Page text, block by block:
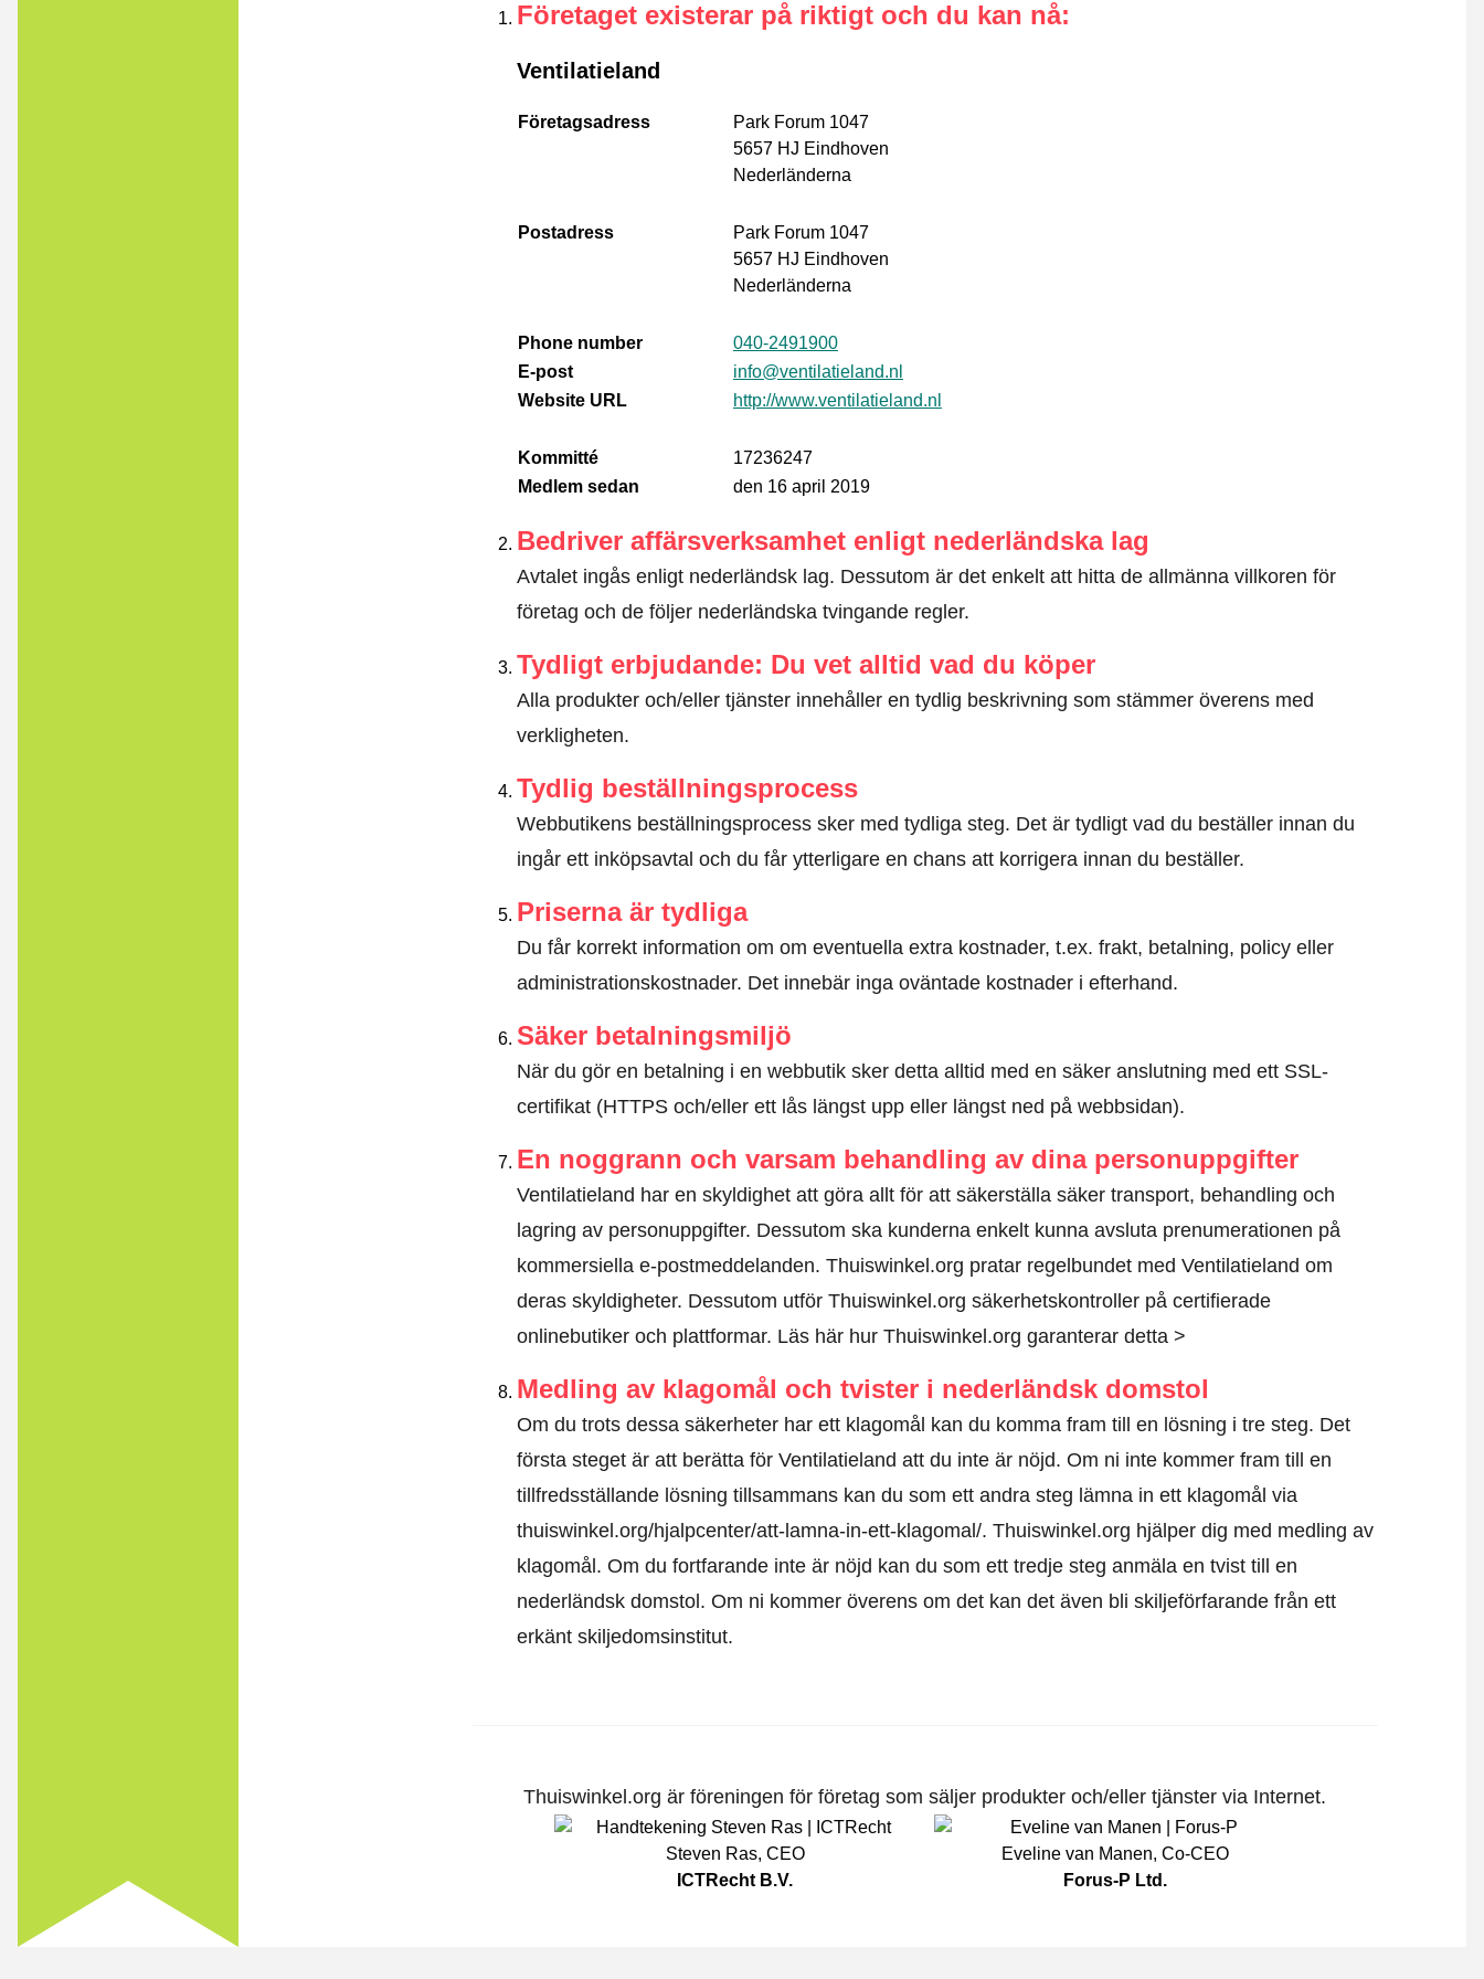
Företaget existerar på riktigt och du kan nå:
Ventilatieland
Företagsadress
Park Forum 1047
5657 HJ Eindhoven
Nederländerna
Postadress
Park Forum 1047
5657 HJ Eindhoven
Nederländerna
Phone number
040-2491900
E-post
info@ventilatieland.nl
Website URL
http://www.ventilatieland.nl
Kommitté
17236247
Medlem sedan
den 16 april 2019
Bedriver affärsverksamhet enligt nederländska lag
Avtalet ingås enligt nederländsk lag. Dessutom är det enkelt att hitta de allmänna villkoren för
företag och de följer nederländska tvingande regler.
Tydligt erbjudande: Du vet alltid vad du köper
Alla produkter och/eller tjänster innehåller en tydlig beskrivning som stämmer överens med
verkligheten.
Tydlig beställningsprocess
Webbutikens beställningsprocess sker med tydliga steg. Det är tydligt vad du beställer innan du
ingår ett inköpsavtal och du får ytterligare en chans att korrigera innan du beställer.
Priserna är tydliga
Du får korrekt information om om eventuella extra kostnader, t.ex. frakt, betalning, policy eller
administrationskostnader. Det innebär inga oväntade kostnader i efterhand.
Säker betalningsmiljö
När du gör en betalning i en webbutik sker detta alltid med en säker anslutning med ett SSL-
certifikat (HTTPS och/eller ett lås längst upp eller längst ned på webbsidan).
En noggrann och varsam behandling av dina personuppgifter
Ventilatieland har en skyldighet att göra allt för att säkerställa säker transport, behandling och
lagring av personuppgifter. Dessutom ska kunderna enkelt kunna avsluta prenumerationen på
kommersiella e-postmeddelanden. Thuiswinkel.org pratar regelbundet med Ventilatieland om
deras skyldigheter. Dessutom utför Thuiswinkel.org säkerhetskontroller på certifierade
onlinebutiker och plattformar. Läs här hur Thuiswinkel.org garanterar detta >
Medling av klagomål och tvister i nederländsk domstol
Om du trots dessa säkerheter har ett klagomål kan du komma fram till en lösning i tre steg. Det
första steget är att berätta för Ventilatieland att du inte är nöjd. Om ni inte kommer fram till en
tillfredsställande lösning tillsammans kan du som ett andra steg lämna in ett klagomål via
thuiswinkel.org/hjalpcenter/att-lamna-in-ett-klagomal/. Thuiswinkel.org hjälper dig med medling av
klagomål. Om du fortfarande inte är nöjd kan du som ett tredje steg anmäla en tvist till en
nederländsk domstol. Om ni kommer överens om det kan det även bli skiljeförfarande från ett
erkänt skiljedomsinstitut.
Thuiswinkel.org är föreningen för företag som säljer produkter och/eller tjänster via Internet.
Steven Ras, CEO
ICTRecht B.V.
Eveline van Manen, Co-CEO
Forus-P Ltd.